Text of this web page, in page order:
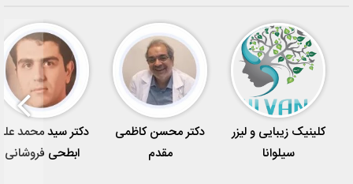
کلینیک زیبایی و لیزر
سیلوانا
دکتر محسن کاظمی
مقدم
دکتر سید محمد
ابطحی فروشانی